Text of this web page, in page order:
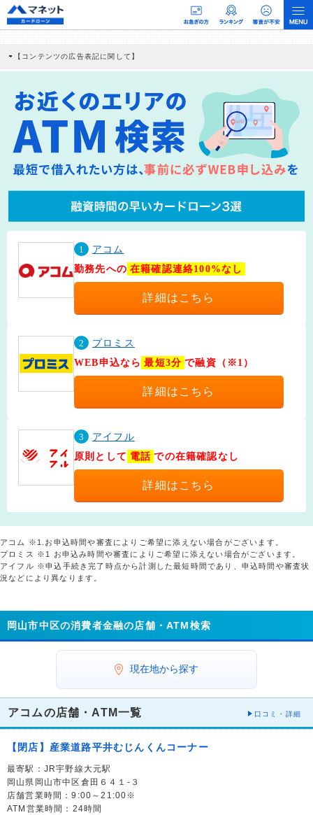
【コンテンツの広告表記に関して】
社に対して企業から紹介報酬が支払われるという収益モデルです。 ただし、特定の
商品を根拠なくPRするものではなく、当編集部の調査／ユーザーへの口コミ収集な
どに基づき、公平性を担保した情報提供を行っています。
>提携企業一覧
1
アコム
勤務先への 在籍確認連絡100%なし
詳細はこちら
2
プロミス
WEB申込なら 最短3分 で融資（※1）
詳細はこちら
3
アイフル
原則として 電話 での在籍確認なし
詳細はこちら
アコム ※1.お申込時間や審査によりご希望に添えない場合がございます。
プロミス ※1 お申込み時間や審査によりご希望に添えない場合がございます。
アイフル ※申込手続き完了時点から計測した最短時間であり、申込時間や審査状
況などにより異なります。
岡山市中区の消費者金融の店舗・ATM検索
現在地から探す
アコムの店舗・ATM一覧 口コミ・詳細
【閉店】産業道路平井むじんくんコーナー
最寄駅：JR宇野線大元駅
岡山県岡山市中区倉田６４１-３
店舗営業時間：9:00～21:00※
ATM営業時間：24時間